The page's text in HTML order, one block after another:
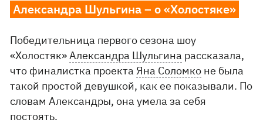
Александра Шульгина – о «Холостяке»
Победительница первого сезона шоу
«Холостяк»Александра Шульгина рассказала,
что финалистка проектаЯна Соломко не была
такой простой девушкой, как ее показывали. По
словам Александры, она умела за себя
постоять.